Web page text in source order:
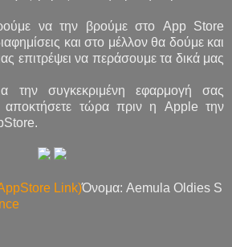
να την βρούμε στο App Store
και στο μέλλον θα δούμε και
επιτρέψει να περάσουμε τα δικά μας
την συγκεκριμένη εφαρμογή σας
αποκτήσετε τώρα πριν η Apple την
Όνομα: Aemula Oldies S